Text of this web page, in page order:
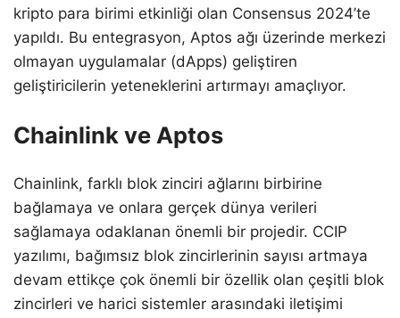
kripto para birimi etkinliği olan Consensus 2024’te
yapıldı. Bu entegrasyon, Aptos ağı üzerinde merkezi
olmayan uygulamalar (dApps) geliştiren
geliştiricilerin yeteneklerini artırmayı amaçlıyor.
Chainlink ve Aptos
Chainlink, farklı blok zinciri ağlarını birbirine
bağlamaya ve onlara gerçek dünya verileri
sağlamaya odaklanan önemli bir projedir. CCIP
yazılımı, bağımsız blok zincirlerinin sayısı artmaya
devam ettikçe çok önemli bir özellik olan çeşitli blok
zincirleri ve harici sistemler arasındaki iletişimi